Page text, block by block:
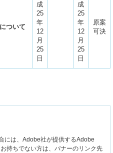
ついて
成
25
年
12
月
25
日
成
25
年
12
月
25
日
原案
可決
には、Adobe社が提供するAdobe
持ちでない方は、バナーのリンク先